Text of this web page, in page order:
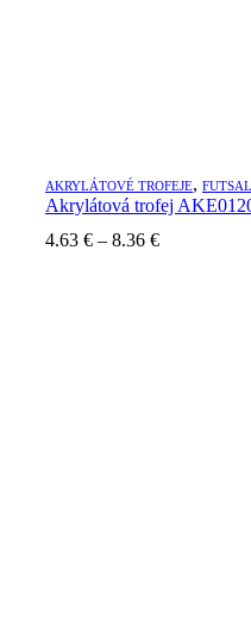
AKRYLÁTOVÉ TROFEJE, FUTSAL
Akrylátová trofej
4.63 € – 8.36 €